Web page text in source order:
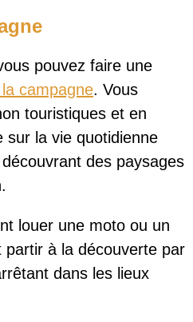
pouvez faire une
campagne. Vous
touristiques et en
sur la vie quotidienne
des paysages
louer une moto ou un
à la découverte par
dans les lieux